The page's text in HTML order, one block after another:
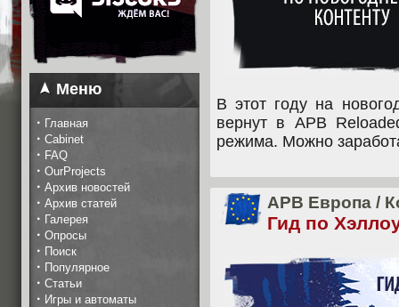
Меню
· Главная
· Cabinet
· FAQ
· OurProjects
· Архив новостей
· Архив статей
· Галерея
· Опросы
· Поиск
· Популярное
· Статьи
· Игры и автоматы
В этот году на
вернут в APB
режима. Можно
APB Европа /
Гид по